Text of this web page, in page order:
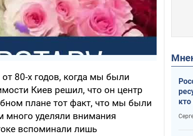
80-х годов, когда мы были
Киев решил, что он центр
плане тот факт, что мы были
много уделяли внимания
вспоминали лишь